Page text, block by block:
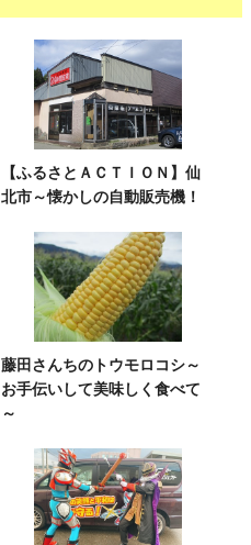
【ふるさとＡＣＴＩＯＮ】仙
北市～懐かしの自動販売機！
藤田さんちのトウモロコシ～
お手伝いして美味しく食べて
～